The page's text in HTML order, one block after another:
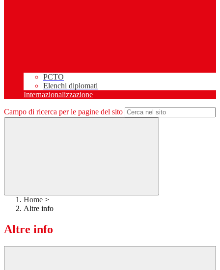
PCTO
Elenchi diplomati
Internazionalizzazione
Campo di ricerca per le pagine del sito
Home >
Altre info
Altre info